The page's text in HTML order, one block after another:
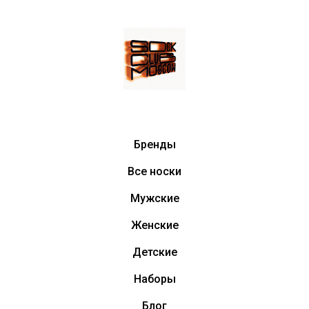
Бренды
Все носки
Мужские
Женские
Детские
Наборы
Блог